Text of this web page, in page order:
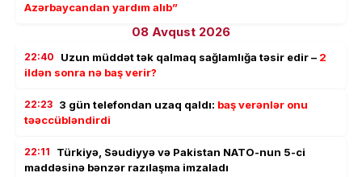
Azərbaycandan yardım alıb”
08 Avqust 2026
22:40 Uzun müddət tək qalmaq sağlamlığa təsir edir – 2
ildən sonra nə baş verir?
22:23 3 gün telefondan uzaq qaldı: baş verənlər onu
təəccübləndirdi
22:11
Türkiyə, Səudiyyə və Pakistan NATO-nun 5-ci
maddəsinə bənzər razılaşma imzaladı